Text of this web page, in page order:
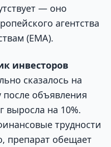
— оно
агентства
(EMA).
инвесторов
сказалось на
объявления
выросла на 10%.
трудности
препарат обещает